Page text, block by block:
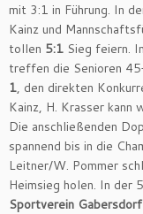
mit 3:1 in Führung. In
Kainz und
tollen 5:1 Sieg feiern.
treffen die Senioren
1, den direkten
Kainz, H. Krasser kann
Die anschließenden
spannend bis in die
Leitner/W. Pommer
Heimsieg holen. In der
Sportverein